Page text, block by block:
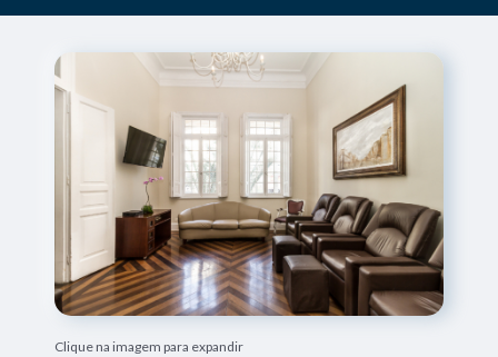
Clique na imagem para expandir